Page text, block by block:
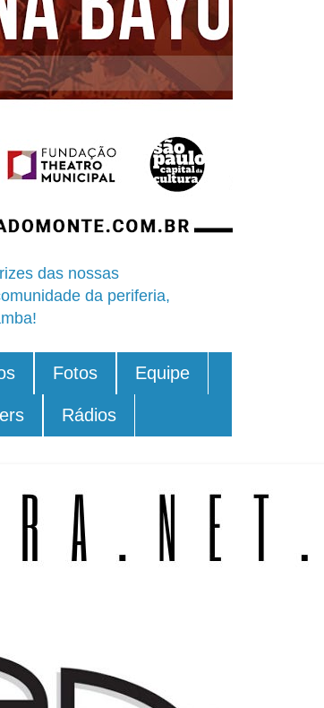
das nossas
da periferia,
Fotos Equipe
Rádios